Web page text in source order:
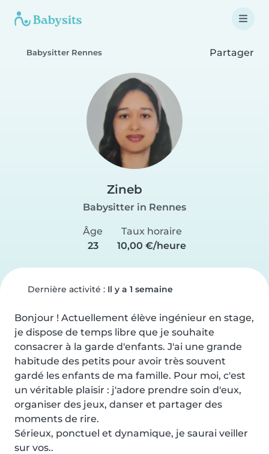
Babysitter Rennes Partager
Zineb
Babysitter in Rennes
Âge
23
Taux horaire
10,00 €/heure
Dernière activité : Il y a 1 semaine
Bonjour ! Actuellement élève ingénieur en stage,
je dispose de temps libre que je souhaite
consacrer à la garde d'enfants. J'ai une grande
habitude des petits pour avoir très souvent
gardé les enfants de ma famille. Pour moi, c'est
un véritable plaisir : j'adore prendre soin d'eux,
organiser des jeux, danser et partager des
moments de rire.
Sérieux, ponctuel et dynamique, je saurai veiller
sur vos..